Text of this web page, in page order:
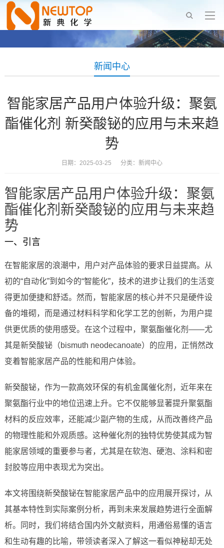
新闻中心
智能家居产品用户体验升级：聚氨
酯催化剂 新癸酸铋的应用与未来趋
势
日期：2025-03-25 分类： 新闻中心
智能家居产品用户体验升级：聚氨
酯催化剂新癸酸铋的应用与未来趋
势
一、引言
在智能家居的浪潮中，用户对产品体验的要求日益提高。从
初的“自动化”到如今的“智能化”，技术的进步让我们的生活变
得更加便捷和舒适。然而，智能家居的核心并不只是硬件设
备的堆砌，而是通过材料科学和化学工艺的创新，为用户提
供更优质的使用感受。在这个过程中，聚氨酯催化剂——尤
其是新癸酸铋（bismuth neodecanoate）的应用，正悄然改
变着智能家居产品的性能和用户体验。
新癸酸铋，作为一款高效环保的有机金属催化剂，近年来在
聚氨酯行业中的地位迅速上升。它不仅能够显著提升聚氨酯
材料的反应效率，还能减少副产物的生成，从而改善终产品
的物理性能和外观质感。这种催化剂的独特优势使其成为智
能家居领域的重要参与者，尤其是在软泡、硬泡、涂料和密
封胶等应用中表现尤为突出。
本文将围绕新癸酸铋在智能家居产品中的应用展开探讨，从
其基本特性到实际案例分析，再到未来发展趋势进行全面解
析。同时，我们将结合国内外文献资料，用通俗易懂的语言
和生动有趣的比喻，带领读者深入了解这一看似神秘却无处